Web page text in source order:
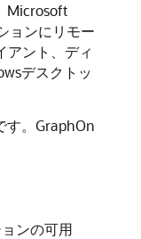
Microsoft
ョンにリモー
アント、ディ
デスクトッ
す。GraphOn
ンの可用